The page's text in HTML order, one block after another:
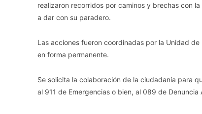
realizaron recorridos por caminos y brechas con
a dar con su paradero.
Las acciones fueron coordinadas por la Unidad
en forma permanente.
Se solicita la colaboración de la ciudadanía para
al 911 de Emergencias o bien, al 089 de Denuncia